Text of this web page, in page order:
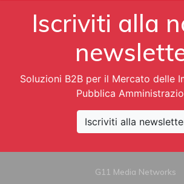
Iscriviti alla
Soluzioni B2B per il Mercato delle
Pubblica
Iscriviti alla
G11 Media Networks